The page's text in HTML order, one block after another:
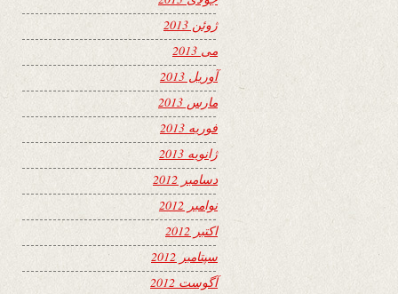
ژوئن 2013
می 2013
آوریل 2013
مارس 2013
فوریه 2013
ژانویه 2013
دسامبر 2012
نوامبر 2012
اکتبر 2012
سپتامبر 2012
آگوست 2012